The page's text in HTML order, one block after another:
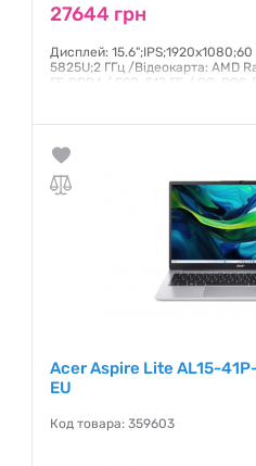
27644 грн
Дисплей:
5825U;2 ГГц /Відеокарта: AMD
ГБ;DDR4 / SSD: 512 ГБ / ОС: DOS /
Acer Aspire Lite AL15-
EU
Код товара: 359603